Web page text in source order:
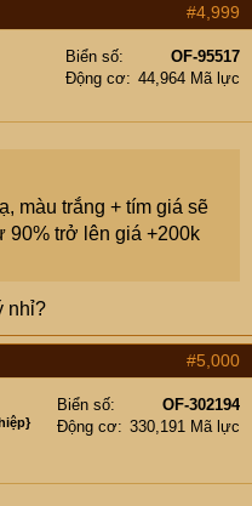
#iphone #ios
#galaxy
#4,999
Biển số
OF-95517
Động cơ
44,964 Mã lực
màu trắng + tím giá sẽ
90% trở lên giá +200k
nhỉ?
#5,000
Biển số
OF-302194
Động cơ
330,191 Mã lực